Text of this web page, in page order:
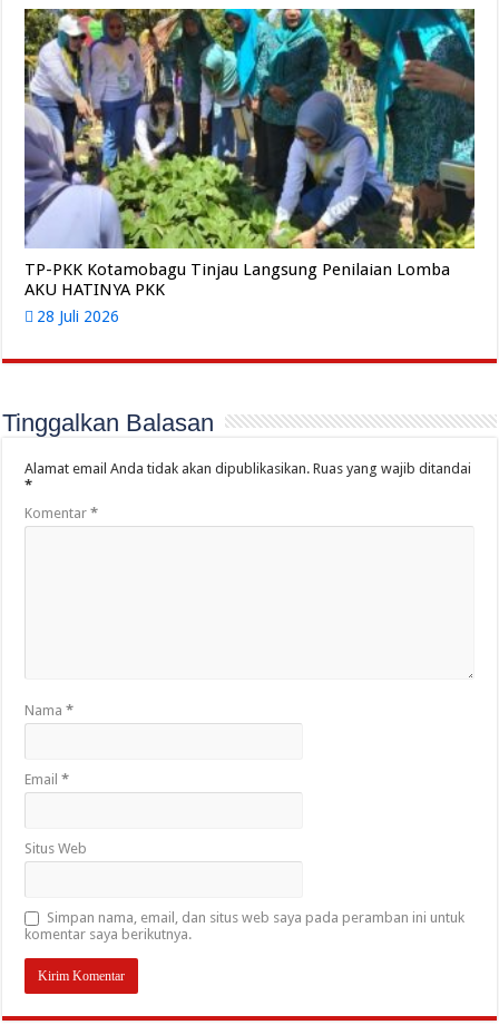
TP-PKK Kotamobagu Tinjau Langsung Penilaian Lomba
AKU HATINYA PKK
28 Juli 2026
Tinggalkan Balasan
Alamat email Anda tidak akan dipublikasikan. Ruas yang wajib ditandai
*
Komentar*
Nama*
Email*
Situs Web
Simpan nama, email, dan situs web saya pada peramban ini untuk
komentar saya berikutnya.